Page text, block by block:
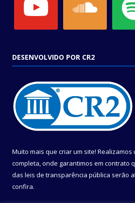
DESENVOLVIDO POR CR2
Muito mais que criar um site!
completa, onde garantimos em contrato
das leis de transparência pública serão
confira.